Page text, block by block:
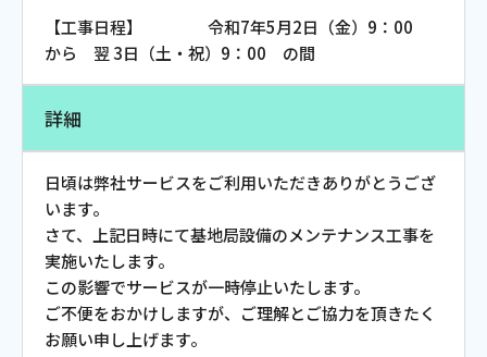
対応エリア よくあるご質問
お電話でのお問い合わせ
Webメール
【工事日程】 令和7年5月2日（金）9：00
から 翌 3日（土・祝）9：00 の間
詳細
日頃は弊社サービスをご利用いただきありがとうござ
います。
さて、上記日時にて基地局設備のメンテナンス工事を
実施いたします。
この影響でサービスが一時停止いたします。
ご不便をおかけしますが、ご理解とご協力を頂きたく
お願い申し上げます。